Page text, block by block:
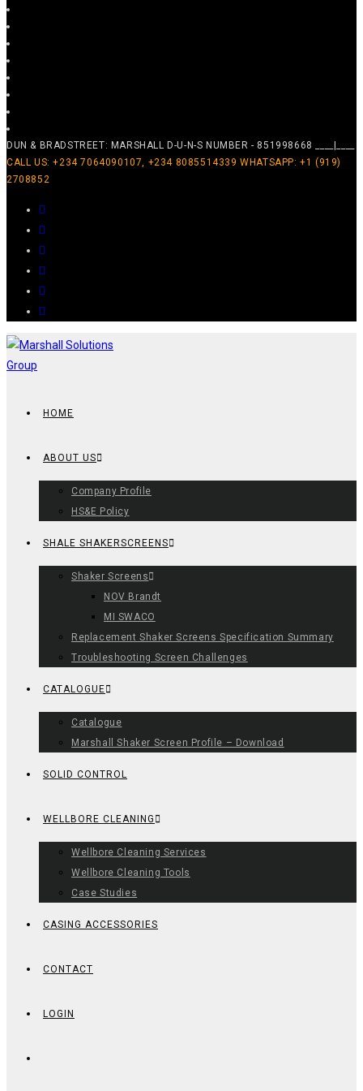
DUN & BRADSTREET: MARSHALL D-U-N-S NUMBER - 851998668 ____|____
CALL US: +234 7064090107, +234 8085514339 WHATSAPP: +1 (919)
2708852
HOME
ABOUT US
Company Profile
HS&E Policy
SHALE SHAKERSCREENS
Shaker Screens
NOV Brandt
MI SWACO
Replacement Shaker Screens Specification Summary
Troubleshooting Screen Challenges
CATALOGUE
Catalogue
Marshall Shaker Screen Profile – Download
SOLID CONTROL
WELLBORE CLEANING
Wellbore Cleaning Services
Wellbore Cleaning Tools
Case Studies
CASING ACCESSORIES
CONTACT
LOGIN